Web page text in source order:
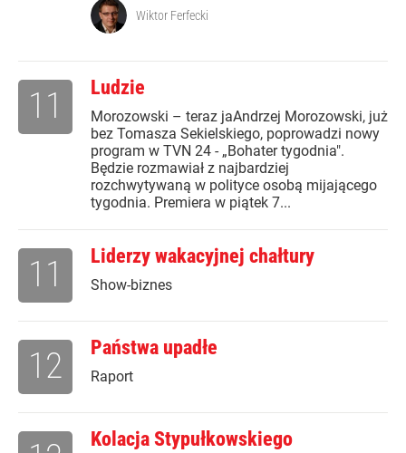
Wiktor Ferfecki
Ludzie
Morozowski – teraz jaAndrzej Morozowski, już
bez Tomasza Sekielskiego, poprowadzi nowy
program w TVN 24 - „Bohater tygodnia".
Będzie rozmawiał z najbardziej
rozchwytywaną w polityce osobą mijającego
tygodnia. Premiera w piątek 7...
11
Liderzy wakacyjnej chałtury
Show-biznes
11
Państwa upadłe
Raport
12
Kolacja Stypułkowskiego